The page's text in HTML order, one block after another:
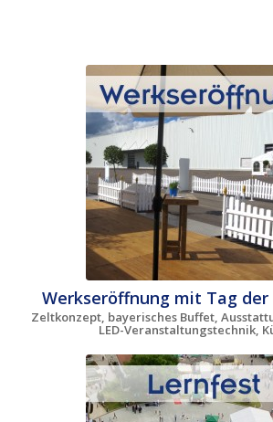
Werkseröffnung mit Tag
Zeltkonzept, bayerisches Buffet,
LED-Veranstaltungstechnik,